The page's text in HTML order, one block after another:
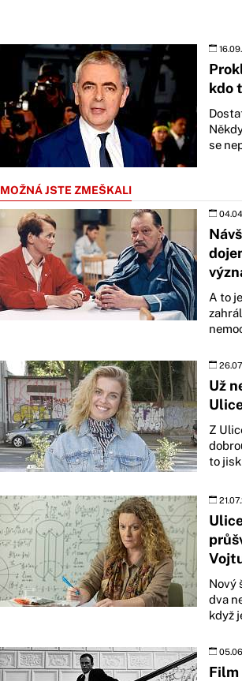
kdo
se
MOŽNÁ JSTE ZMEŠKALI
A to
Už
Z
to
Nový
dva
když
Film